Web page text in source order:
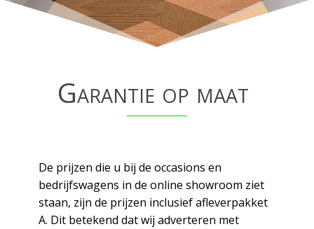
Garantie op maat
De prijzen die u bij de occasions en
bedrijfswagens in de online showroom ziet
staan, zijn de prijzen inclusief afleverpakket
A. Dit betekend dat wij adverteren met